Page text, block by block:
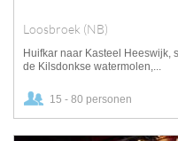
Loosbroek (NB)
Huifkar naar Kasteel Heeswijk,
de Kilsdonkse watermolen,...
15 - 80 personen